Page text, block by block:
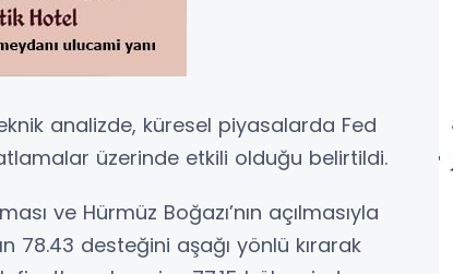
analizde, küresel piyasalarda Fed
üzerinde etkili olduğu belirtildi.
ve Hürmüz Boğazı’nın açılmasıyla
78.43 desteğini aşağı yönlü kırarak